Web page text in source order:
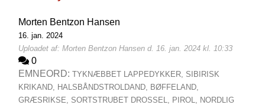
Morten Bentzon Hansen
16. jan. 2024
Uploadet af: Morten Bentzon Hansen d. 16. jan. 2024 kl. 10:33
0
EMNEORD: TYKNÆBBET LAPPEDYKKER, SIBIRISK
KRIKAND, HALSBÅNDSTROLDAND, BØFFELAND,
GRÆSRIKSE, SORTSTRUBET DROSSEL, PIROL, NORDLIG